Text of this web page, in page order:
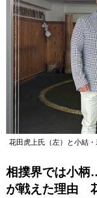
花田虎上氏（左）と小結・
相撲界では小柄
が戦えた理由